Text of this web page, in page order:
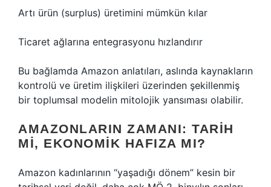
Artı ürün (surplus) üretimini mümkün kılar
Ticaret ağlarına entegrasyonu hızlandırır
Bu bağlamda Amazon anlatıları, aslında kaynakların
kontrolü ve üretim ilişkileri üzerinden şekillenmiş
bir toplumsal modelin mitolojik yansıması olabilir.
AMAZONLARIN ZAMANI: TARIH
MI, EKONOMIK HAFIZA MI?
Amazon kadınlarının “yaşadığı dönem” kesin bir